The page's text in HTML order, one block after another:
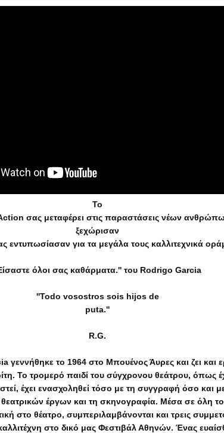
Το
σας μεταφέρει στις παραστάσεις νέων
ξεχώρισαν
εντυπωσίασαν για τα μεγάλα τους καλλιτεχνικά
όλοι σας καθάρματα.'' του Rodrigo Garcia
''Todo vosostros sois hijos de
puta.''
R.G.
γεννήθηκε το 1964 στο Μπουένος Άυρες και ζει και
Το τρομερό παιδί του σύγχρονου θεάτρου, όπως
έχει ενασχοληθεί τόσο με τη συγγραφή όσο και
έργων και τη σκηνογραφία. Μέσα σε όλη
στο θέατρο, συμπεριλαμβάνονται και τρεις
στο δικό μας Φεστιβάλ Αθηνών. Ένας